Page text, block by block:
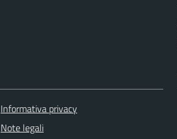
Informativa privacy
Note legali